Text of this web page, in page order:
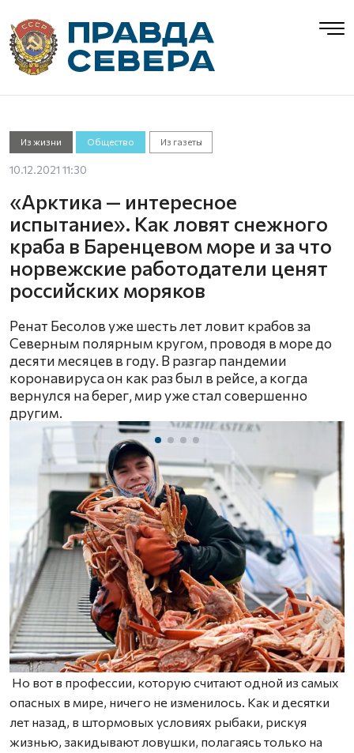
Из жизни Общество Из газеты
10.12.2021 11:30
« Арктика — интересное
испытание». Как ловят снежного
краба в Баренцевом море и за что
норвежские работодатели ценят
российских моряков
Ренат Бесолов уже шесть лет ловит крабов за
Северным полярным кругом, проводя в море до
десяти месяцев в году. В разгар пандемии
коронавируса он как раз был в рейсе, а когда
вернулся на берег, мир уже стал совершенно
другим.
Но вот в профессии, которую считают одной из самых
опасных в мире, ничего не изменилось. Как и десятки
лет назад, в штормовых условиях рыбаки, рискуя
жизнью, закидывают ловушки, полагаясь только на